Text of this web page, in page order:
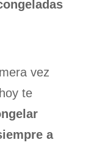
vez
te
a